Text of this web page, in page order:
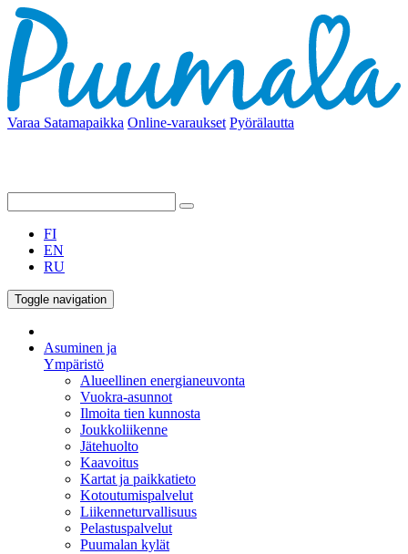
Varaa Satamapaikka Online-varaukset Pyörälautta
FI
EN
RU
Toggle navigation
Asuminen ja
Ympäristö
Alueellinen energianeuvonta
Vuokra-asunnot
Ilmoita tien kunnosta
Joukkoliikenne
Jätehuolto
Kaavoitus
Kartat ja paikkatieto
Kotoutumispalvelut
Liikenneturvallisuus
Pelastuspalvelut
Puumalan kylät